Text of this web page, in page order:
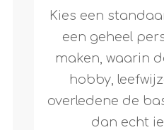
Kies een
een geheel
maken, waarin
hobby,
overledene de
dan echt